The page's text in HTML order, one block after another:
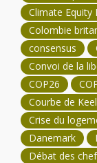
Climate Equity
Colombie
consensus
Convoi de la
COP26
Courbe de
Crise du
Danemark
Débat des